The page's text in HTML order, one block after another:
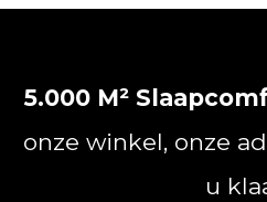
5.000 M²
onze winkel, onze
u